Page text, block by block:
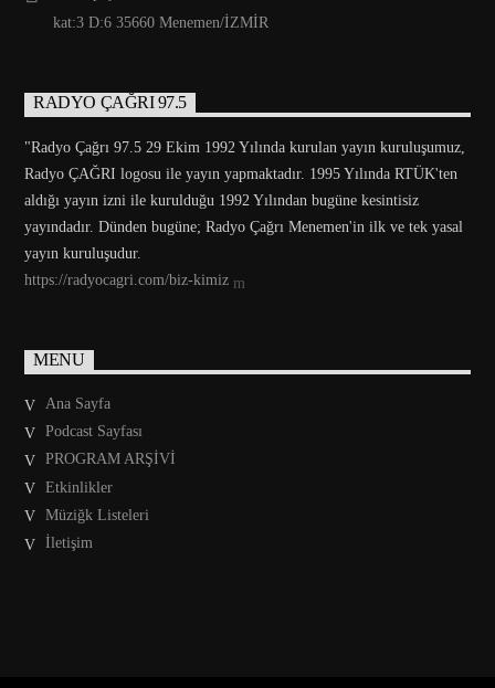
kat:3 D:6 35660 Menemen/İZMİR
RADYO ÇAĞRI 97.5
"Radyo Çağrı 97.5 29 Ekim 1992 Yılında kurulan yayın kuruluşumuz,
Radyo ÇAĞRI logosu ile yayın yapmaktadır. 1995 Yılında RTÜK'ten
aldığı yayın izni ile kurulduğu 1992 Yılından bugüne kesintisiz
yayındadır. Dünden bugüne; Radyo Çağrı Menemen'in ilk ve tek yasal
yayın kuruluşudur.
https://radyocagri.com/biz-kimiz
MENU
Ana Sayfa
Podcast Sayfası
PROGRAM ARŞİVİ
Etkinlikler
Müziğk Listeleri
İletişim